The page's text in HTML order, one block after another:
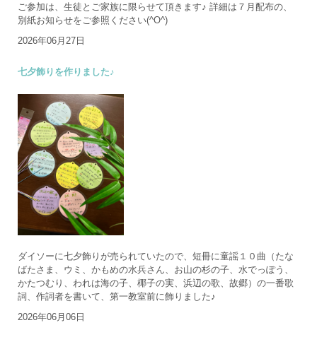
ご参加は、生徒とご家族に限らせて頂きます♪ 詳細は７月配布の、
別紙お知らせをご参照ください(^O^)
2026年06月27日
七夕飾りを作りました♪
ダイソーに七夕飾りが売られていたので、短冊に童謡１０曲（たな
ばたさま、ウミ、かもめの水兵さん、お山の杉の子、水でっぽう、
かたつむり、われは海の子、椰子の実、浜辺の歌、故郷）の一番歌
詞、作詞者を書いて、第一教室前に飾りました♪
2026年06月06日